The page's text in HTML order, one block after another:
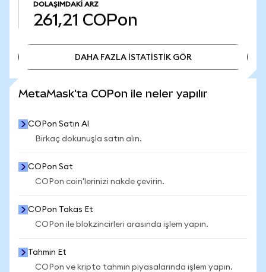
DOLAŞIMDAKI ARZ
261,21 COPon
DAHA FAZLA İSTATİSTİK GÖR
MetaMask'ta COPon ile neler yapılır
COPon Satın Al
Birkaç dokunuşla satın alın.
COPon Sat
COPon coin'lerinizi nakde çevirin.
COPon Takas Et
COPon ile blokzincirleri arasında işlem yapın.
Tahmin Et
COPon ve kripto tahmin piyasalarında işlem yapın.